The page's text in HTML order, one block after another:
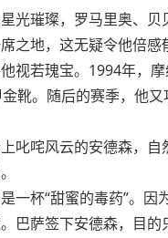
光璀璨，罗马里奥、
之地，这无疑令他倍
视若瑰宝。1994年，
靴。随后的赛季，他
叱咤风云的安德森，
一杯“甜蜜的毒药”。
巴萨签下安德森，目